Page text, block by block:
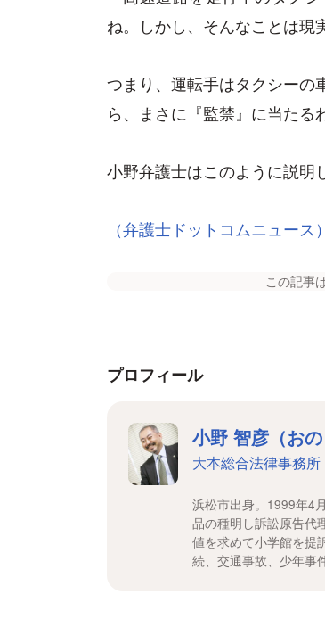
ね。しかし、そんなことは現
つまり、運転手はタクシーの
ら、まさに『監禁』に当たる
小野弁護士はこのように説明
（弁護士ドットコムニュース）
この記事
プロフィール
小野 智彦（おの
大本総合法律事務所
浜松市出身。1999年4
品の種明し訴訟原告代
値を求めて小学館を提
続、交通事故、少年事